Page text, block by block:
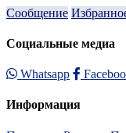
Сообщение
Социальные медиа
Whatsapp
Информация